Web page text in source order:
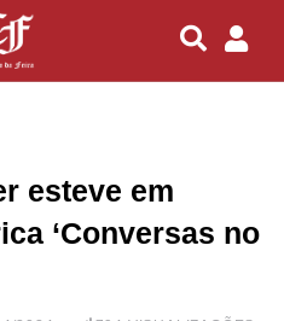
esteve em
‘Conversas no